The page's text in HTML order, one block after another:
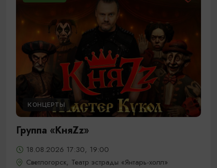
КОНЦЕРТЫ
Группа «КняZz»
18.08.2026 17:30, 19:00
Светлогорск, Театр эстрады «Янтарь-холл»